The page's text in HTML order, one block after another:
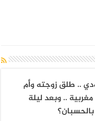
.. طلق زوجته وأم
.. وبعد ليلة